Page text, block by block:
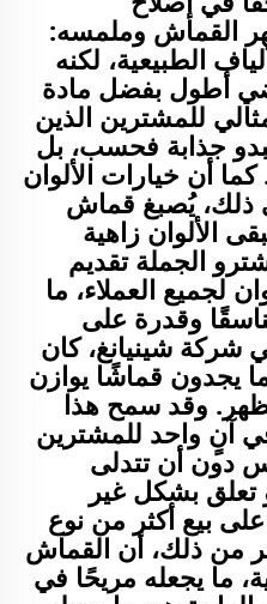
القماش وملمسه:
الطبيعية، لكنه
أطول بفضل مادة
للمشترين الذين
جذابة فحسب، بل
أن خيارات الألوان
ذلك، يُصبغ قماش
الألوان زاهية
الجملة تقديم
لجميع العملاء، ما
وقدرة على
شركة شينيانغ، كان
يجدون قماشًا يوازن
وقد سمح هذا
آنٍ واحد للمشترين
دون أن تتدلى
تعلق بشكل غير
بيع أكثر من نوع
من ذلك، أن القماش
ما يجعله مريحًا في